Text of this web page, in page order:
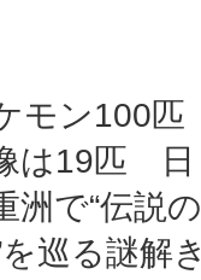
モン100匹
は19匹 日
洲で“伝説の
巡る謎解き